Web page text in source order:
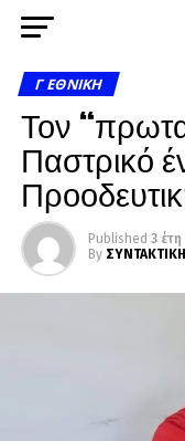
Γ ΕΘΝΙΚΉ
Τον
Παστρικό
Published 3
By